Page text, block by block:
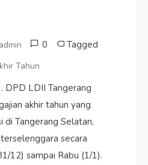
admin 0 Tagged
Tahun
DPD LDII Tangerang
akhir tahun yang
Tangerang Selatan,
secara
12) sampai Rabu (1/1).